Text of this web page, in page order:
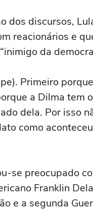
dos discursos,
reacionários e
da
Primeiro
a Dilma tem
dela. Por isso
como
se preocupado
Franklin
e a segunda